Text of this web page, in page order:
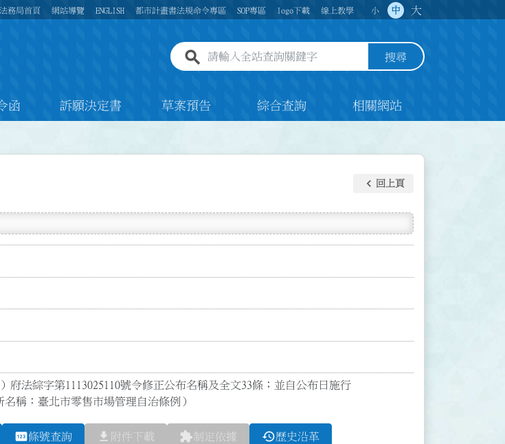
務局首頁 網站導覽 ENGLISH 都市計畫書法規命令專區 SOP專區 logo下載 線上教學 小 中 大
全站查詢關鍵字欄位 搜尋
函 訴願決定書 草案預告 綜合查詢 相關網站
keyboard_arrow_left 回上頁
府法綜字第1113025110號令修正公布名稱及全文33條；並自公布日施行
稱：臺北市零售市場管理自治條例）
pin條號查詢 file_download 附件下載 extension制定依據 history歷史沿革